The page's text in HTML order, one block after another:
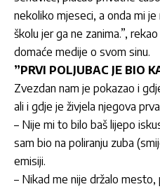
nekoliko mjeseci, a onda mi
školu jer ga ne zanima.”,
domaće medije o svom sinu.
”PRVI POLJUBAC JE BIO
Zvezdan nam je pokazao i
ali i gdje je živjela njegova
– Nije mi to bilo baš lijepo
sam bio na poliranju zuba
emisiji.
– Nikad me nije držalo mesto,